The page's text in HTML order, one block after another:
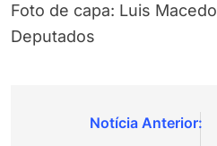
Foto de capa: Luis
Deputados
Navegação